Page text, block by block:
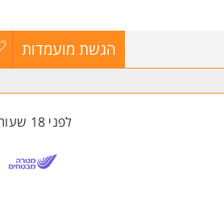
חובה
>
הגשת מועמדות
לפני 18 שעות